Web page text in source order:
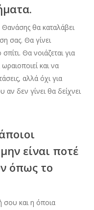
θα καταλάβει
σας. Θα γίνει
Θα νοιάζεται για
και να
αλλά όχι για
αν δεν γίνει θα δείχνει
είναι ποτέ
όπως το
σου και η όποια